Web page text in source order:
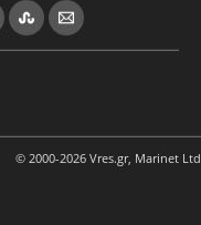
© 2000-2026 Vres.gr, Marinet Ltd